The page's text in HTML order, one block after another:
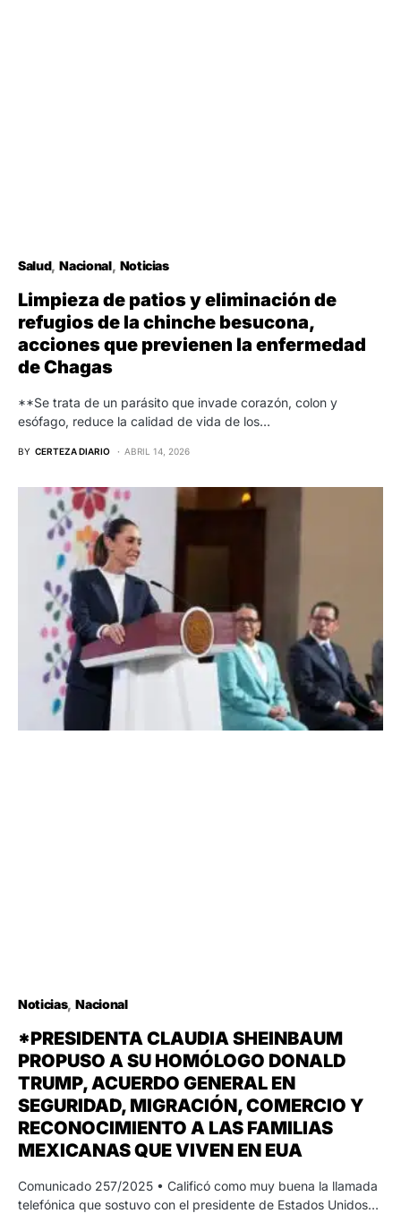
Salud Nacional Noticias
Limpieza de patios y eliminación de
refugios de la chinche besucona,
acciones que previenen la enfermedad
de Chagas
**Se trata de un parásito que invade corazón, colon y
esófago, reduce la calidad de vida de los…
BY CERTEZA DIARIO ABRIL 14, 2026
Noticias Nacional
*PRESIDENTA CLAUDIA SHEINBAUM
PROPUSO A SU HOMÓLOGO DONALD
TRUMP, ACUERDO GENERAL EN
SEGURIDAD, MIGRACIÓN, COMERCIO Y
RECONOCIMIENTO A LAS FAMILIAS
MEXICANAS QUE VIVEN EN EUA
Comunicado 257/2025 • Calificó como muy buena la llamada
telefónica que sostuvo con el presidente de Estados Unidos…